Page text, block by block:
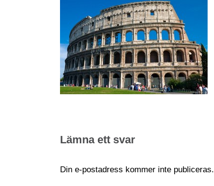
Lämna ett svar
Din e-postadress kommer inte publiceras.